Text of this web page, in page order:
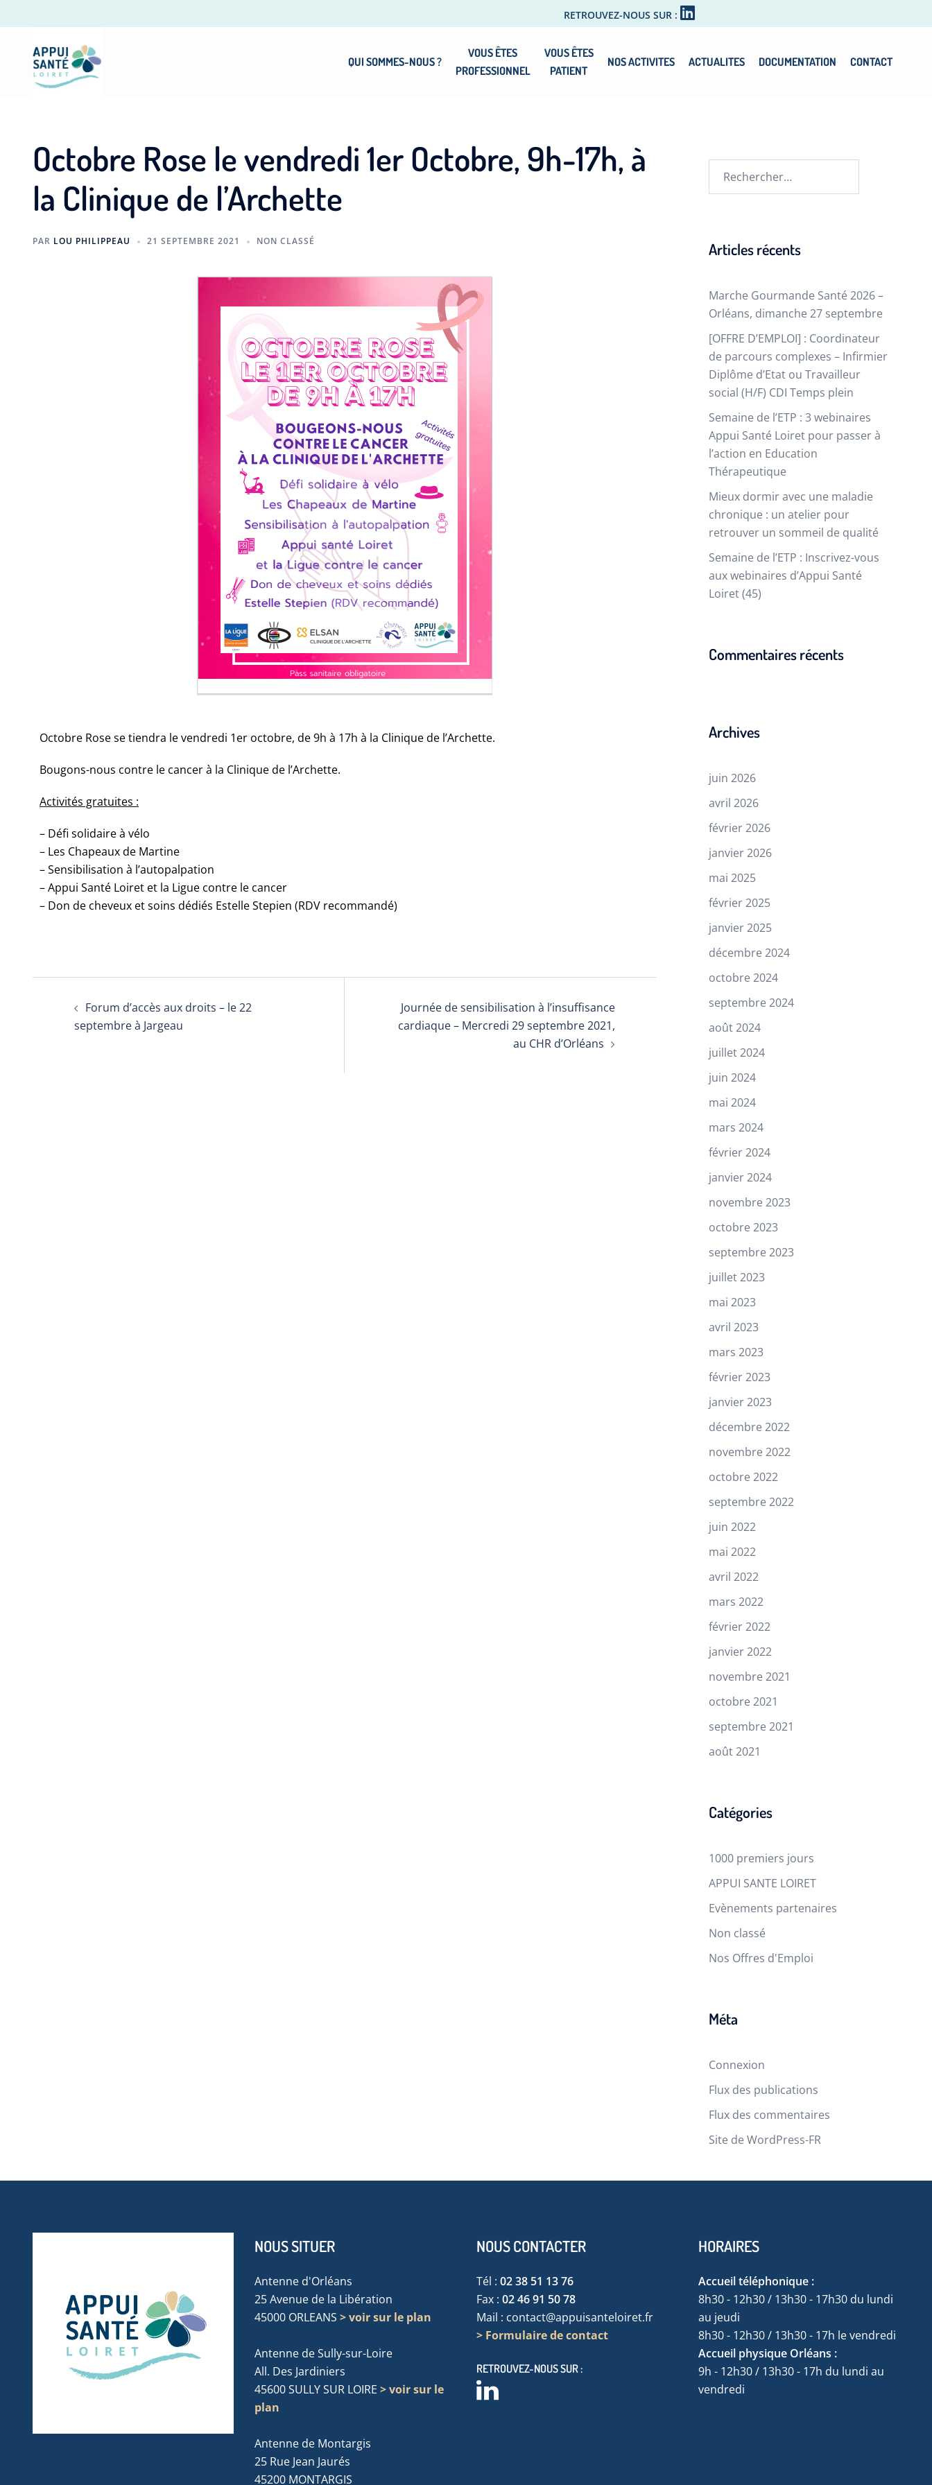
RETROUVEZ-NOUS SUR :
QUI SOMMES-NOUS ?
VOUS ÊTES
PROFESSIONNEL
VOUS ÊTES
PATIENT
NOS ACTIVITES ACTUALITES DOCUMENTATION CONTACT
Octobre Rose le vendredi 1er Octobre, 9h-17h, à
la Clinique de l’Archette
PAR LOU PHILIPPEAU 21 SEPTEMBRE 2021 NON CLASSÉ
Octobre Rose se tiendra le vendredi 1er octobre, de 9h à 17h à la Clinique de l’Archette.
Bougons-nous contre le cancer à la Clinique de l’Archette.
Activités gratuites :
– Défi solidaire à vélo
– Les Chapeaux de Martine
– Sensibilisation à l’autopalpation
– Appui Santé Loiret et la Ligue contre le cancer
– Don de cheveux et soins dédiés Estelle Stepien (RDV recommandé)
Forum d’accès aux droits – le 22
septembre à Jargeau
Journée de sensibilisation à l’insuffisance
cardiaque – Mercredi 29 septembre 2021,
au CHR d’Orléans
Articles récents
Marche Gourmande Santé 2026 –
Orléans, dimanche 27 septembre
[OFFRE D’EMPLOI] : Coordinateur
de parcours complexes – Infirmier
Diplôme d’Etat ou Travailleur
social (H/F) CDI Temps plein
Semaine de l’ETP : 3 webinaires
Appui Santé Loiret pour passer à
l’action en Education
Thérapeutique​
Mieux dormir avec une maladie
chronique : un atelier pour
retrouver un sommeil de qualité
Semaine de l’ETP : Inscrivez-vous
aux webinaires d’Appui Santé
Loiret (45)
Commentaires récents
Archives
juin 2026
avril 2026
février 2026
janvier 2026
mai 2025
février 2025
janvier 2025
décembre 2024
octobre 2024
septembre 2024
août 2024
juillet 2024
juin 2024
mai 2024
mars 2024
février 2024
janvier 2024
novembre 2023
octobre 2023
septembre 2023
juillet 2023
mai 2023
avril 2023
mars 2023
février 2023
janvier 2023
décembre 2022
novembre 2022
octobre 2022
septembre 2022
juin 2022
mai 2022
avril 2022
mars 2022
février 2022
janvier 2022
novembre 2021
octobre 2021
septembre 2021
août 2021
Catégories
1000 premiers jours
APPUI SANTE LOIRET
Evènements partenaires
Non classé
Nos Offres d'Emploi
Méta
Connexion
Flux des publications
Flux des commentaires
Site de WordPress-FR
NOUS SITUER
Antenne d'Orléans
25 Avenue de la Libération
45000 ORLEANS > voir sur le plan
Antenne de Sully-sur-Loire
All. Des Jardiniers
45600 SULLY SUR LOIRE > voir sur le
plan
Antenne de Montargis
25 Rue Jean Jaurés
45200 MONTARGIS
NOUS CONTACTER
Tél : 02 38 51 13 76
Fax : 02 46 91 50 78
Mail : contact@appuisanteloiret.fr
> Formulaire de contact
RETROUVEZ-NOUS SUR :
HORAIRES
Accueil téléphonique :
8h30 - 12h30 / 13h30 - 17h30 du lundi
au jeudi
8h30 - 12h30 / 13h30 - 17h le vendredi
Accueil physique Orléans :
9h - 12h30 / 13h30 - 17h du lundi au
vendredi